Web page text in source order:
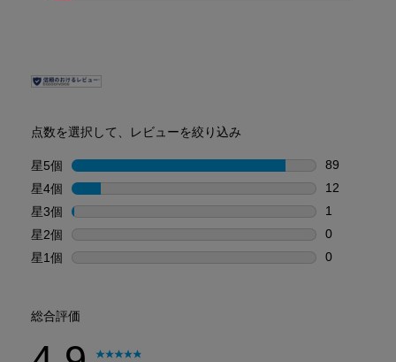
点数を選択して、レビューを絞り込み
星5個 星
89
星5個の89
星4個 星
12
星4個の12
星3個 星
1
星3個の1件
星2個 星
0
星2個の0件
星1個 星
0
総合評価